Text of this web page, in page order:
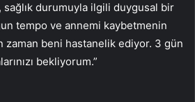
durumuyla ilgili duygusal bir
tempo ve annemi kaybetmenin
zaman beni hastanelik ediyor. 3 gün
bekliyorum.”